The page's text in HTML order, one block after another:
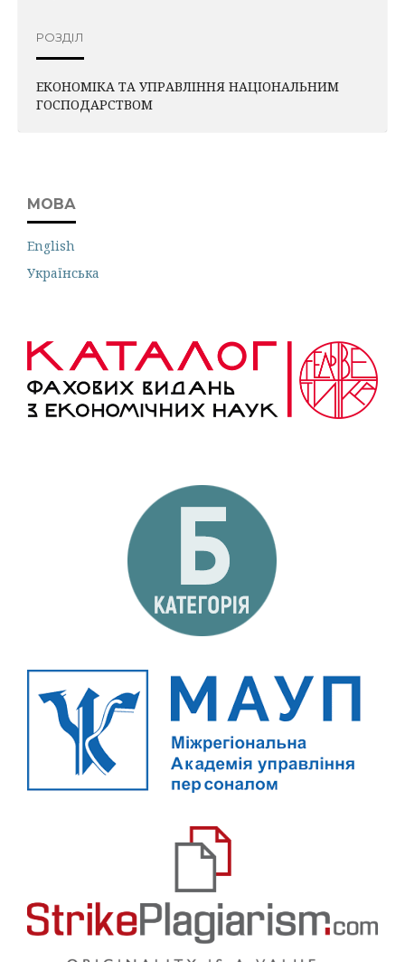
РОЗДІЛ
ЕКОНОМІКА ТА УПРАВЛІННЯ НАЦІОНАЛЬНИМ
ГОСПОДАРСТВОМ
МОВА
English
Українська